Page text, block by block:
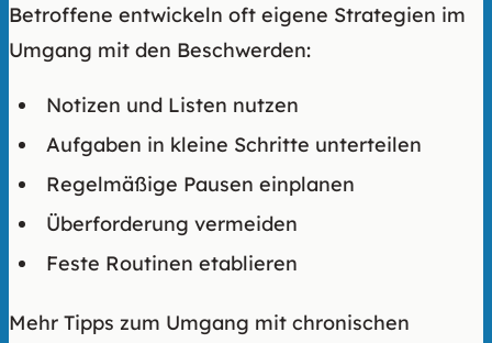
Betroffene entwickeln oft eigene Strategien im
Umgang mit den Beschwerden:
Notizen und Listen nutzen
Aufgaben in kleine Schritte unterteilen
Regelmäßige Pausen einplanen
Überforderung vermeiden
Feste Routinen etablieren
Mehr Tipps zum Umgang mit chronischen